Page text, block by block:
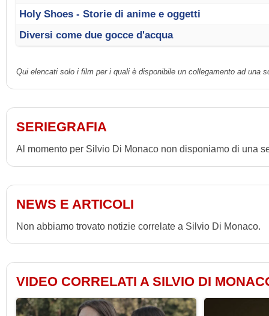
Holy Shoes - Storie di anime e oggetti
Diversi come due gocce d'acqua
Qui elencati solo i film per i quali è disponibile un collegamento ad una
SERIEGRAFIA
Al momento per Silvio Di Monaco non disponiamo di una
NEWS E ARTICOLI
Non abbiamo trovato notizie correlate a Silvio Di Monaco.
VIDEO CORRELATI A SILVIO DI